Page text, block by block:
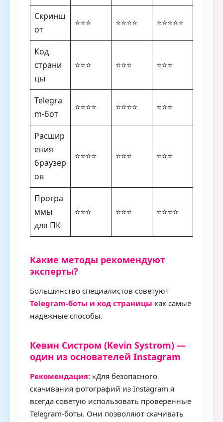
Скринш
от
⭐⭐⭐ ⭐⭐⭐⭐ ⭐⭐⭐⭐⭐
Код
страни
цы
⭐⭐⭐ ⭐⭐⭐ ⭐⭐⭐
Telegra
m-бот
⭐⭐⭐⭐ ⭐⭐⭐⭐ ⭐⭐⭐
Расшир
ения
браузер
ов
⭐⭐⭐⭐ ⭐⭐⭐ ⭐⭐⭐
Програ
ммы
для ПК
⭐⭐⭐ ⭐⭐⭐ ⭐⭐⭐⭐
Какие методы рекомендуют
эксперты?
Большинство специалистов советуют
Telegram-боты и код страницы как самые
надежные способы.
Кевин Систром (Kevin Systrom) —
один из основателей Instagram
Рекомендация: «Для безопасного
скачивания фотографий из Instagram я
всегда советую использовать проверенные
Telegram-боты. Они позволяют скачивать